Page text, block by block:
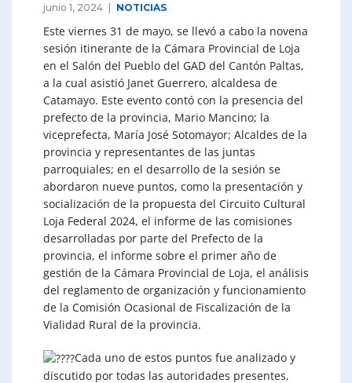
junio 1, 2024 NOTICIAS
Este viernes 31 de mayo, se llevó a cabo la novena
sesión itinerante de la Cámara Provincial de Loja
en el Salón del Pueblo del GAD del Cantón Paltas,
a la cual asistió Janet Guerrero, alcaldesa de
Catamayo. Este evento contó con la presencia del
prefecto de la provincia, Mario Mancino; la
viceprefecta, María José Sotomayor; Alcaldes de la
provincia y representantes de las juntas
parroquiales; en el desarrollo de la sesión se
abordaron nueve puntos, como la presentación y
socialización de la propuesta del Circuito Cultural
Loja Federal 2024, el informe de las comisiones
desarrolladas por parte del Prefecto de la
provincia, el informe sobre el primer año de
gestión de la Cámara Provincial de Loja, el análisis
del reglamento de organización y funcionamiento
de la Comisión Ocasional de Fiscalización de la
Vialidad Rural de la provincia.
Cada uno de estos puntos fue analizado y
discutido por todas las autoridades presentes,